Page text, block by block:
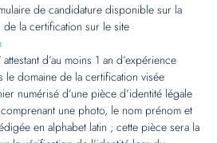
de candidature disponible sur la
la certification sur le site
d’au moins 1 an d’expérience
le domaine de la certification visée
numérisé d’une pièce d’identité légale
une photo, le nom prénom et
en alphabet latin ; cette pièce sera la